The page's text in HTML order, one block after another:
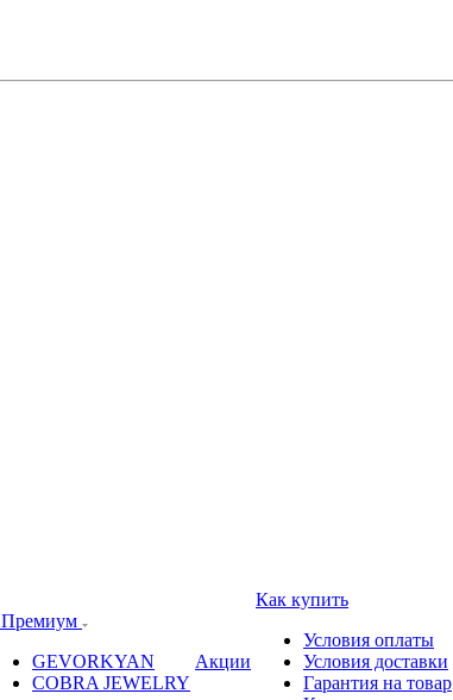
Премиум
GEVORKYAN
COBRA JEWELRY
Акции
Как купить
Условия оплаты
Условия доставки
Гарантия на товар